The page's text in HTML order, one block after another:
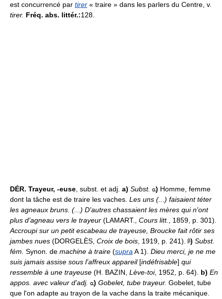
est concurrencé par tirer « traire » dans les parlers du Centre, v.
tirer. Fréq. abs. littér.:128.
DÉR. Trayeur, -euse, subst. et adj. a) Subst. ) Homme, femme
dont la tâche est de traire les vaches. Les uns (...) faisaient téter
les agneaux bruns. (...) D'autres chassaient les mères qui n'ont
plus d'agneau vers le trayeur (LAMART., Cours litt., 1859, p. 301).
Accroupi sur un petit escabeau de trayeuse, Broucke fait rôtir ses
jambes nues (DORGELÈS, Croix de bois, 1919, p. 241). ) Subst.
fém. Synon. de machine à traire (supraA 1). Dieu merci, je ne me
suis jamais assise sous l'affreux appareil[indéfrisable] qui
ressemble à une trayeuse (H. BAZIN, Lève-toi, 1952, p. 64). b) En
appos. avec valeur d'adj.
) Gobelet, tube trayeur. Gobelet, tube
que l'on adapte au trayon de la vache dans la traite mécanique.